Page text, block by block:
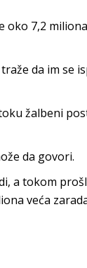
oko 7,2 miliona
da im se
žalbeni
da govori.
a tokom
veća